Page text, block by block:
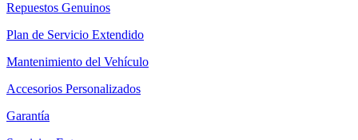
Repuestos Genuinos
Plan de Servicio Extendido
Mantenimiento del Vehículo
Accesorios Personalizados
Garantía